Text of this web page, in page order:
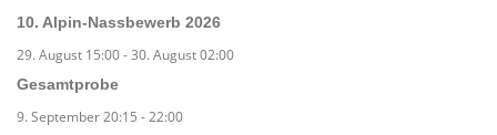
10. Alpin-Nassbewerb 2026
29. August 15:00-30. August 02:00
Gesamtprobe
9. September 20:15 -22:00